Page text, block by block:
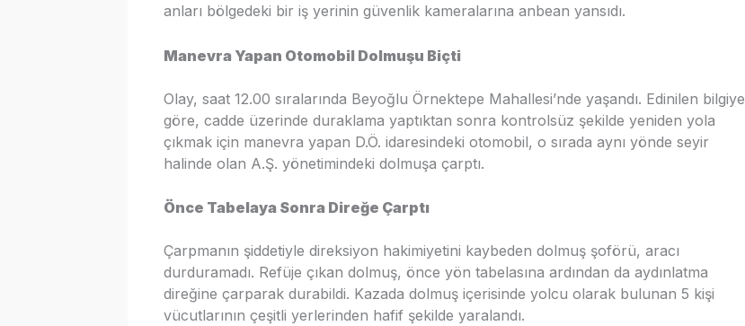
anları bölgedeki bir iş yerinin güvenlik kameralarına anbean yansıdı.
Manevra Yapan Otomobil Dolmuşu Biçti
Olay, saat 12.00 sıralarında Beyoğlu Örnektepe Mahallesi’nde yaşandı. Edinilen bilgiye
göre, cadde üzerinde duraklama yaptıktan sonra kontrolsüz şekilde yeniden yola
çıkmak için manevra yapan D.Ö. idaresindeki otomobil, o sırada aynı yönde seyir
halinde olan A.Ş. yönetimindeki dolmuşa çarptı.
Önce Tabelaya Sonra Direğe Çarptı
Çarpmanın şiddetiyle direksiyon hakimiyetini kaybeden dolmuş şoförü, aracı
durduramadı. Refüje çıkan dolmuş, önce yön tabelasına ardından da aydınlatma
direğine çarparak durabildi. Kazada dolmuş içerisinde yolcu olarak bulunan 5 kişi
vücutlarının çeşitli yerlerinden hafif şekilde yaralandı.